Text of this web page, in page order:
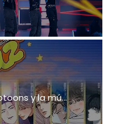
y la mú...